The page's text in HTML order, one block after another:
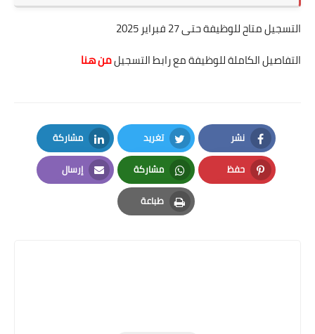
التسجيل متاح للوظيفة حتى 27 فبراير 2025
التفاصيل الكاملة للوظيفة مع رابط التسجيلمن هنا
نشر
Facebook
تغريد
Twitter
مشاركة
LinkedIn
حفظ
Pinterest
مشاركة
Whatsapp
إرسال
Email
طباعة
Print